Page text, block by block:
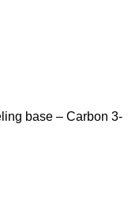
base – Carbon 3-